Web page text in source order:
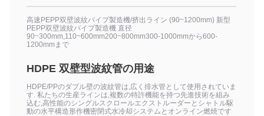
高速PEPP双壁波紋パイプ製造機/挤出ライン (90~1200mm) 新型
PEPP双壁波紋パイプ製造機 直径
90~300mm,110~600mm200~800mm300-1000mmから600-
1200mmまで
HDPE 双壁型波紋管の用途
HDPE/PPのダブル壁の波紋管は,広く排水管として使用されていま
す. 私たちの生産ラインは,複数の特許機能を持つ先進技術を組み
込む,高性能のシングルスクロールエクストルーダーとシャトル駆
動の水平構造形作機密閉式水冷却システムとオンライン燃焼です